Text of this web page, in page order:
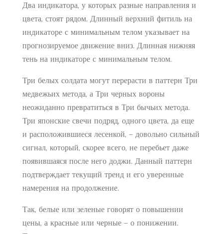
Два индикатора, у которых разные направления и
цвета, стоят рядом. Длинный верхний фитиль на
индикаторе с минимальным телом указывает на
прогнозируемое движение вниз. Длинная нижняя
тень на индикаторе с минимальным телом.
Три белых солдата могут перерасти в паттерн Три
медвежьих метода, а Три черных вороны
неожиданно превратиться в Три бычьих метода.
Три японские свечи подряд, одного цвета, да еще
и расположившиеся лесенкой, – довольно сильный
сигнал, который, скорее всего, не перебьет даже
появившаяся после него доджи. Данный паттерн
подтверждает текущий тренд и его уверенные
намерения на продолжение.
Так, белые или зеленые говорят о повышении
цены, а красные или черные – о понижении.